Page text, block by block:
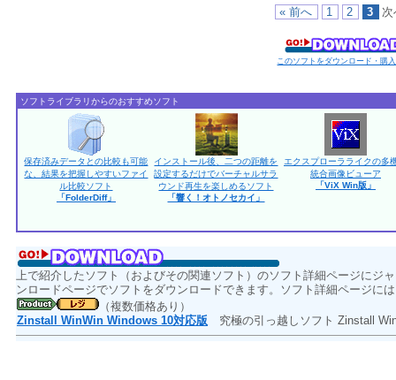
« 前へ 1 2 3
このソフトをダウンロード・購
ソフトライブラリからのおすすめソフト
保存済みデータとの比較も可能
な、結果を把握しやすいファイ
ル比較ソフト
「FolderDiff」
インストール後、二つの距離を
設定するだけでバーチャルサラ
ウンド再生を楽しめるソフト
「響く！オトノセカイ」
エクスプローラライクの多
統合画像ビューア
「ViX Win版」
上で紹介したソフト（およびその関連ソフト）のソフト詳細ページにジ
ンロードページでソフトをダウンロードできます。ソフト詳細ページに
（複数価格あり）
Zinstall WinWin Windows 10対応版 究極の引っ越しソフト Zinstall